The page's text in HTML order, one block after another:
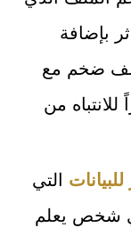
بإضافة
ضخم مع
من
التي
شخص يعلم